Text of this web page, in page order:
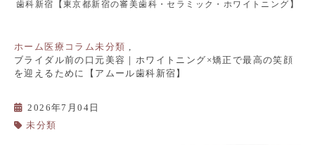
歯科新宿【東京都新宿の審美歯科・セラミック・ホワイトニング】
ホーム 医療コラム未分類
ブライダル前の口元美容｜ホワイトニング×矯正で最高の笑顔
を迎えるために【アムール歯科新宿】
2026年7月04日
未分類